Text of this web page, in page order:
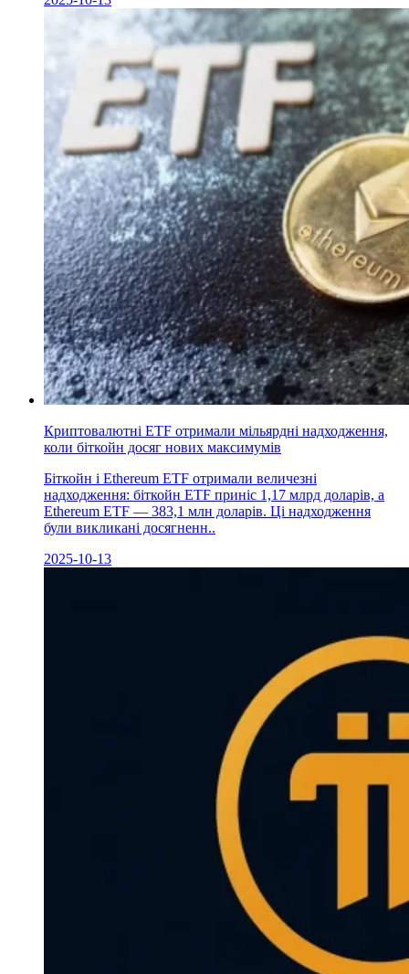
Криптовалютні ETF отримали мільярдні надходження,
коли біткойн досяг нових максимумів
Біткойн і Ethereum ETF отримали величезні
надходження: біткойн ETF приніс 1,17 млрд доларів, а
Ethereum ETF — 383,1 млн доларів. Ці надходження
були викликані досягненн..
2025-10-13